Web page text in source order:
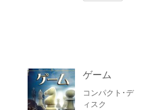
ゲーム
コンパクト･デ
ィスク